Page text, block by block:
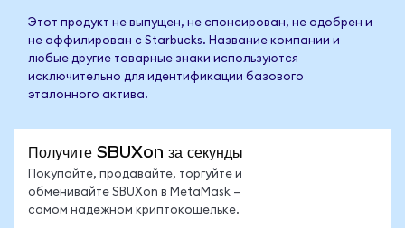
Этот продукт не выпущен, не спонсирован, не одобрен и
не аффилирован с Starbucks. Название компании и
любые другие товарные знаки используются
исключительно для идентификации базового
эталонного актива.
Получите SBUXon за секунды
Покупайте, продавайте, торгуйте и
обменивайте SBUXon в MetaMask —
самом надёжном криптокошельке.